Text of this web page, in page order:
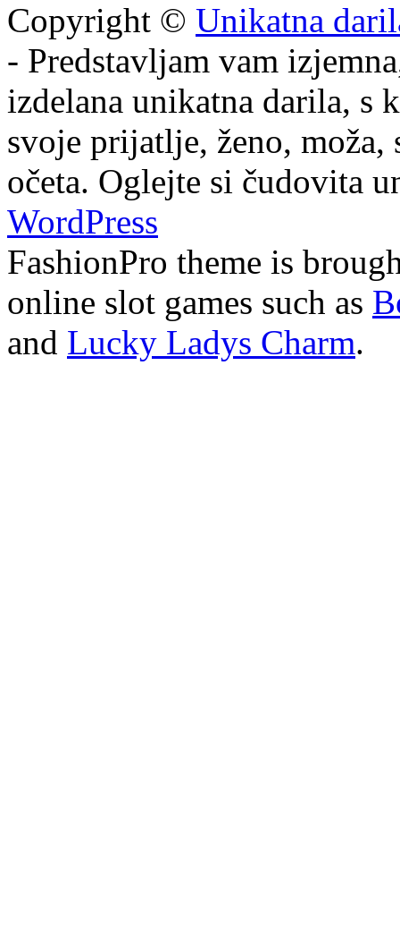
Copyright © Unikatna
- Predstavljam vam
izdelana unikatna darila, s
svoje prijatlje, ženo, moža,
očeta. Oglejte si čudovita
WordPress
FashionPro theme is
online slot games such as
and Lucky Ladys Charm.